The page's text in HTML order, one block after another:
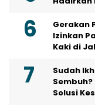
Gerakan
Izinkan
Kaki di
Sudah
Solusi